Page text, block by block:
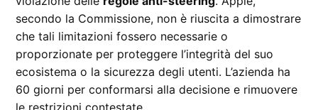
secondo la Commissione, non è riuscita a dimostrare
che tali limitazioni fossero necessarie o
proporzionate per proteggere l’integrità del suo
ecosistema o la sicurezza degli utenti. L’azienda ha
60 giorni per conformarsi alla decisione e rimuovere
le restrizioni contestate.